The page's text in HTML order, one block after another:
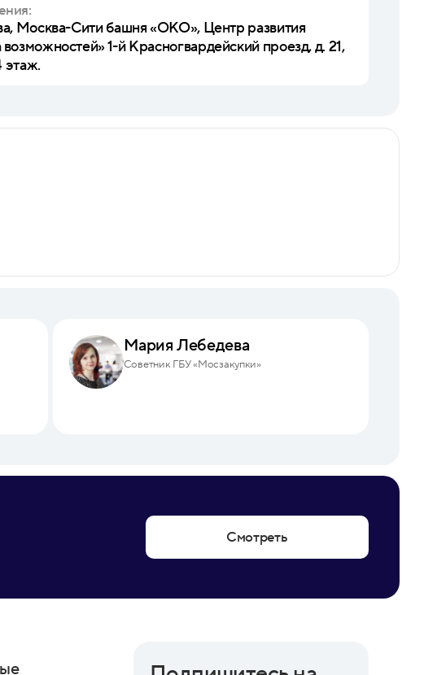
Москва-Сити башня «ОКО», Центр развития
1-й Красногвардейский проезд, д. 21,
этаж.
Мария Лебедева
Советник ГБУ «Мосзакупки»
Смотреть